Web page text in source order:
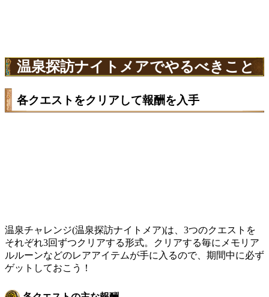
温泉探訪ナイトメアでやるべきこと
各クエストをクリアして報酬を入手
温泉チャレンジ(温泉探訪ナイトメア)は、3つのクエストを
それぞれ3回ずつクリアする形式。クリアする毎にメモリア
ルルーンなどのレアアイテムが手に入るので、期間中に必ず
ゲットしておこう！